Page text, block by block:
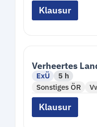
Klausur
Verheertes
ExÜ
5 h
Sonstiges ÖR
Klausur